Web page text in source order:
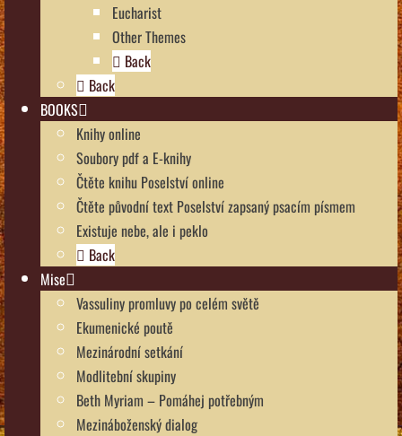
Eucharist
Other Themes
Back
Back
BOOKS
Knihy online
Soubory pdf a E-knihy
Čtěte knihu Poselství online
Čtěte původní text Poselství zapsaný psacím písmem
Existuje nebe, ale i peklo
Back
Mise
Vassuliny promluvy po celém světě
Ekumenické poutě
Mezinárodní setkání
Modlitební skupiny
Beth Myriam – Pomáhej potřebným
Mezináboženský dialog